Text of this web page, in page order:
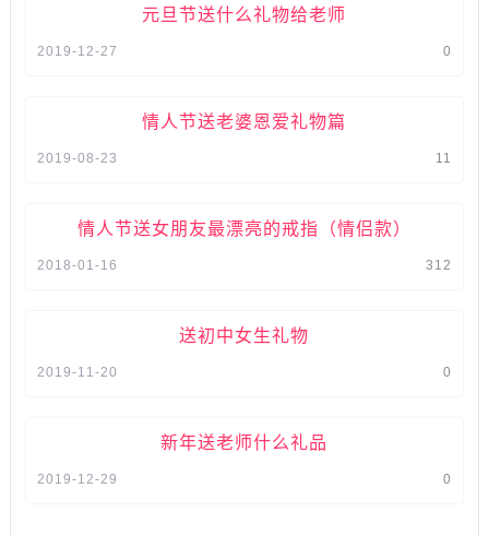
元旦节送什么礼物给老师
0
2019-12-27
情人节送老婆恩爱礼物篇
11
2019-08-23
情人节送女朋友最漂亮的戒指（情侣款）
312
2018-01-16
送初中女生礼物
0
2019-11-20
新年送老师什么礼品
0
2019-12-29